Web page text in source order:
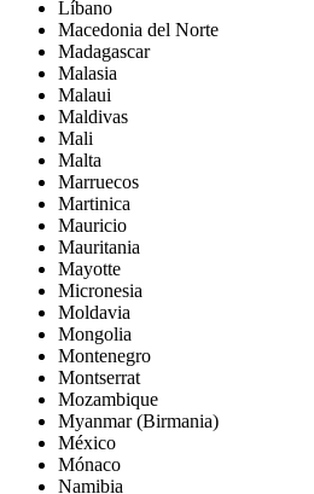
Líbano
Macedonia del Norte
Madagascar
Malasia
Malaui
Maldivas
Mali
Malta
Marruecos
Martinica
Mauricio
Mauritania
Mayotte
Micronesia
Moldavia
Mongolia
Montenegro
Montserrat
Mozambique
Myanmar (Birmania)
México
Mónaco
Namibia